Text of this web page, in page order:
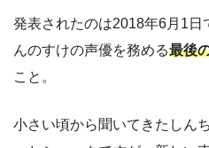
発表されたのは2018年6月1日
んのすけの声優を務める最後
こと。
小さい頃から聞いてきたしん